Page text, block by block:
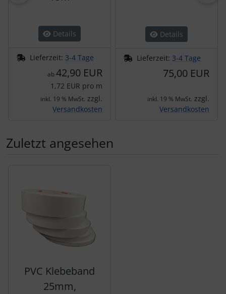
Details
Lieferzeit: 3-4 Tage
ab42,90 EUR
1,72 EUR pro m
inkl. 19 % MwSt. zzgl.
Versandkosten
Details
Lieferzeit: 3-4 Tage
75,00 EUR
inkl. 19 % MwSt. zzgl.
Versandkosten
Zuletzt angesehen
PVC Klebeband
25mm,